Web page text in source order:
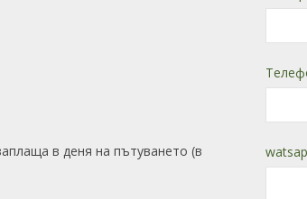
в деня на пътуването (в